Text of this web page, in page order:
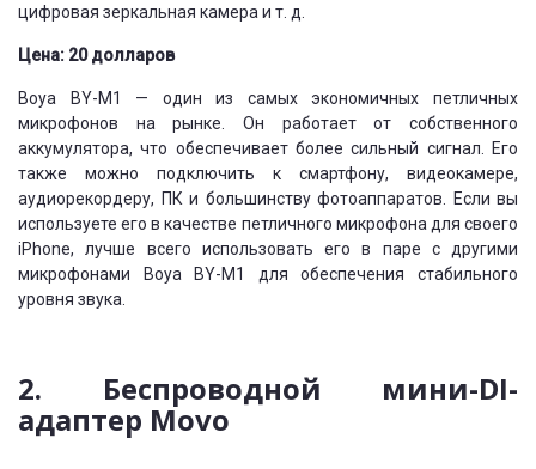
цифровая зеркальная камера и т. д.
Цена: 20 долларов
Boya BY-M1 — один из самых экономичных петличных
микрофонов на рынке. Он работает от собственного
аккумулятора, что обеспечивает более сильный сигнал. Его
также можно подключить к смартфону, видеокамере,
аудиорекордеру, ПК и большинству фотоаппаратов. Если вы
используете его в качестве петличного микрофона для своего
iPhone, лучше всего использовать его в паре с другими
микрофонами Boya BY-M1 для обеспечения стабильного
уровня звука.
2. Беспроводной мини-DI-
адаптер Movo